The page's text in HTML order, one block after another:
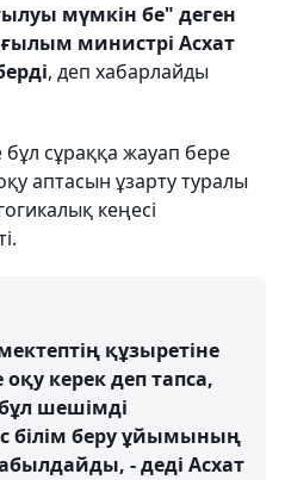
мүмкін бе" деген
министрі Асхат
, деп хабарлайды
сұраққа жауап бере
аптасын ұзарту туралы
кеңесі
құзыретіне
керек деп тапса,
шешімді
білім беру ұйымының
- деді Асхат